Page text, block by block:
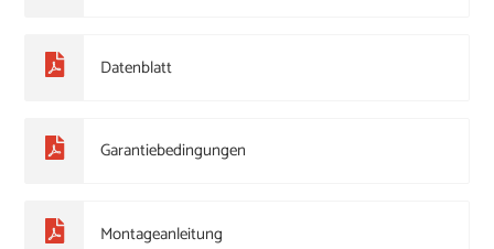
Datenblatt
Garantiebedingungen
Montageanleitung